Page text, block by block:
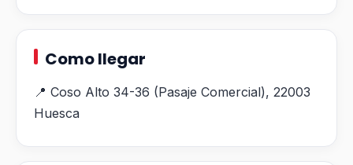
Como llegar
📍 Coso Alto 34-36 (Pasaje Comercial), 22003
Huesca